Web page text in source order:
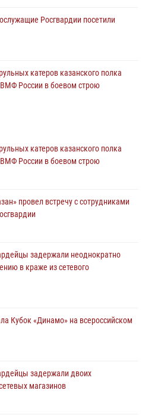
Росгвардии посетили
катеров казанского полка
России в боевом строю
«бронзу» в окружном этапе
состоялся концерт певицы Кристины
задержали подозреваемого
в обеспечении безопасности
катеров казанского полка
России в боевом строю
провел встречу с сотрудниками
задержали неоднократно
в краже из сетевого
Кубок «Динамо» на всероссийском
задержали двоих
магазинов